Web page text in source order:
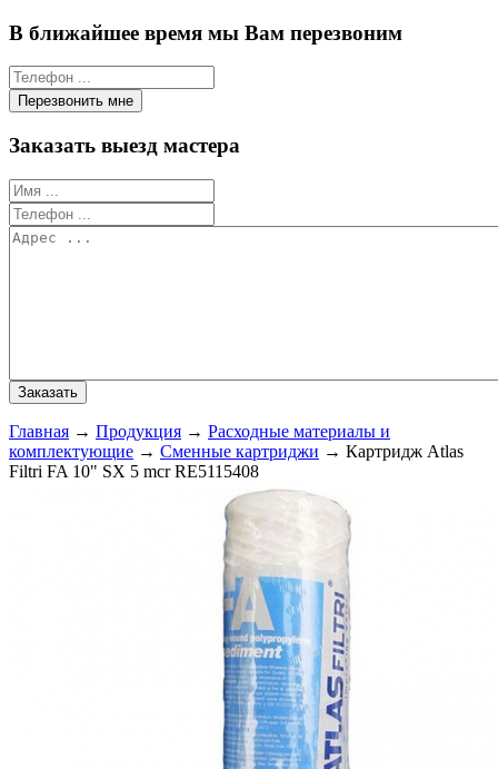
В ближайшее время мы Вам перезвоним
Заказать выезд мастера
Главная → Продукция → Расходные материалы и
комплектующие → Сменные картриджи → Картридж Atlas
Filtri FA 10" SX 5 mcr RE5115408